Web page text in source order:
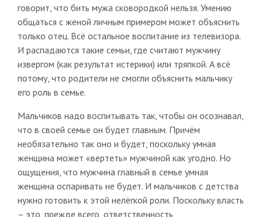
говорит, что бить мужа сковородкой нельзя. Умению
общаться с женой личным примером может объяснить
только отец. Всё остальное воспитание из телевизора.
И распадаются такие семьи, где считают мужчину
извергом (как результат истерики) или тряпкой. А всё
потому, что родители не смогли объяснить мальчику
его роль в семье.
Мальчиков надо воспитывать так, чтобы он осознавал,
что в своей семье он будет главным. Причём
необязательно так оно и будет, поскольку умная
женщина может «вертеть» мужчиной как угодно. Но
ощущения, что мужчина главный в семье умная
женщина оспаривать не будет. И мальчиков с детства
нужно готовить к этой нелёгкой роли. Поскольку власть
– это, прежде всего, ответственность